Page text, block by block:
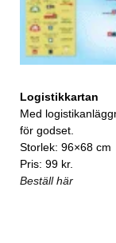
Logistikkartan
Med
för godset.
Storlek: 96×68 cm
Pris: 99 kr.
Beställ här